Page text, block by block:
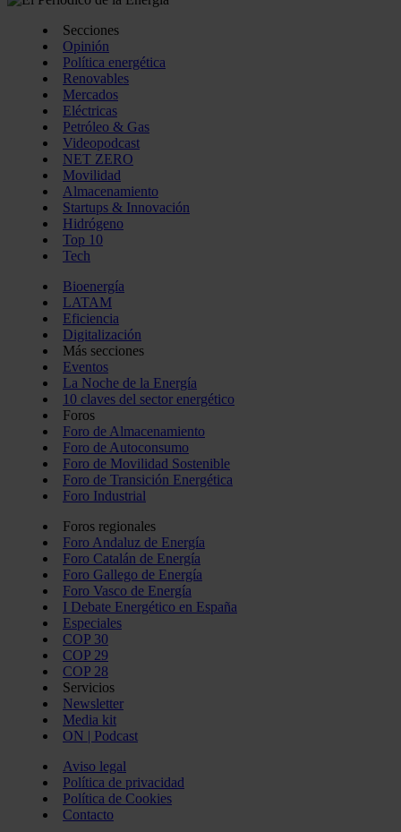
Secciones
Opinión
Política energética
Renovables
Mercados
Eléctricas
Petróleo & Gas
Videopodcast
NET ZERO
Movilidad
Almacenamiento
Startups & Innovación
Hidrógeno
Top 10
Tech
Bioenergía
LATAM
Eficiencia
Digitalización
Más secciones
Eventos
La Noche de la Energía
10 claves del sector energético
Foros
Foro de Almacenamiento
Foro de Autoconsumo
Foro de Movilidad Sostenible
Foro de Transición Energética
Foro Industrial
Foros regionales
Foro Andaluz de Energía
Foro Catalán de Energía
Foro Gallego de Energía
Foro Vasco de Energía
I Debate Energético en España
Especiales
COP 30
COP 29
COP 28
Servicios
Newsletter
Media kit
ON | Podcast
Aviso legal
Política de privacidad
Política de Cookies
Contacto